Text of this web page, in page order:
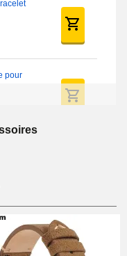
pour
Montre